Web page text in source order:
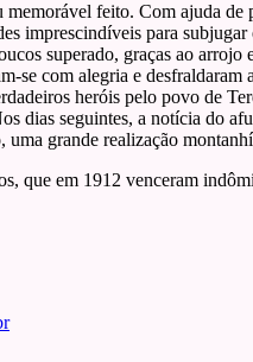
feito. Com ajuda de
imprescindíveis para
superado, graças ao
se com alegria e
heróis pelo povo de
dias seguintes, a notícia do
grande realização
que em 1912 venceram